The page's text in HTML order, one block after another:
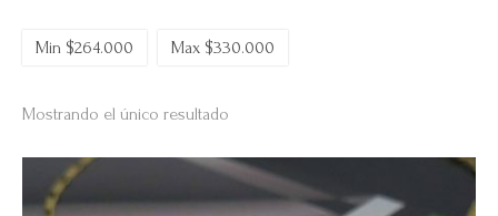
Min $264.000 Max $330.000
Mostrando el único resultado